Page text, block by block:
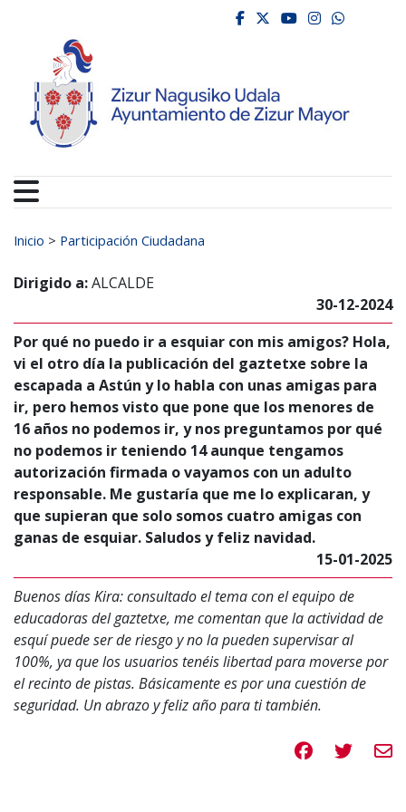
Ayuntamiento de
facebook
twitter
youtube
Buscar:
Inicio > Participación Ciudadana
Dirigido a:ALCALDE
30-12-2024
Por qué no puedo ir a esquiar con mis amigos? Hola,
vi el otro día la publicación del gaztetxe sobre la
escapada a Astún y lo habla con unas amigas para
ir, pero hemos visto que pone que los menores de
16 años no podemos ir, y nos preguntamos por qué
no podemos ir teniendo 14 aunque tengamos
autorización firmada o vayamos con un adulto
responsable. Me gustaría que me lo explicaran, y
que supieran que solo somos cuatro amigas con
ganas de esquiar. Saludos y feliz navidad.
15-01-2025
Buenos días Kira: consultado el tema con el equipo de
educadoras del gaztetxe, me comentan que la actividad de
esquí puede ser de riesgo y no la pueden supervisar al
100%, ya que los usuarios tenéis libertad para moverse por
el recinto de pistas. Básicamente es por una cuestión de
seguridad. Un abrazo y feliz año para ti también.
Compartir en